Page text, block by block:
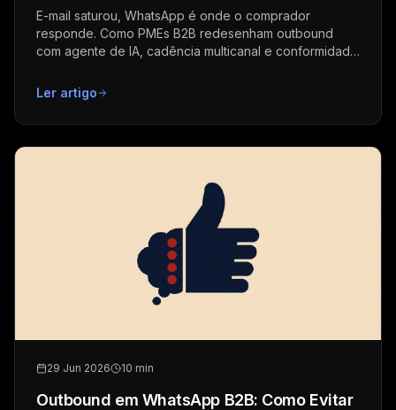
E-mail saturou, WhatsApp é onde o comprador
responde. Como PMEs B2B redesenham outbound
com agente de IA, cadência multicanal e conformidade
Ler artigo
29 Jun 2026 10 min
Outbound em WhatsApp B2B: Como Evitar